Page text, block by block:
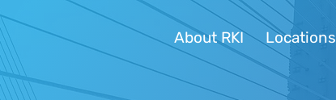
About RKI Locations